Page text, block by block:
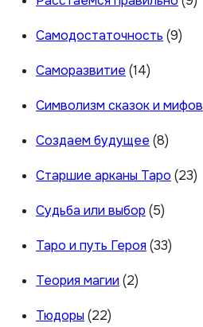
Самодостаточность (9)
Саморазвитие (14)
Символизм сказок и мифов
Создаем будущее (8)
Старшие арканы Таро (23)
Судьба или выбор (5)
Таро и путь Героя (33)
Теория магии (2)
Тюдоры (22)